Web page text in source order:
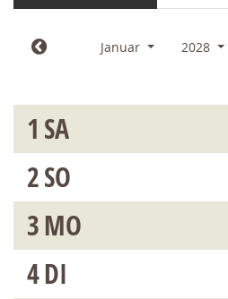
Januar 2028
1 SA
2SO
3MO
4DI